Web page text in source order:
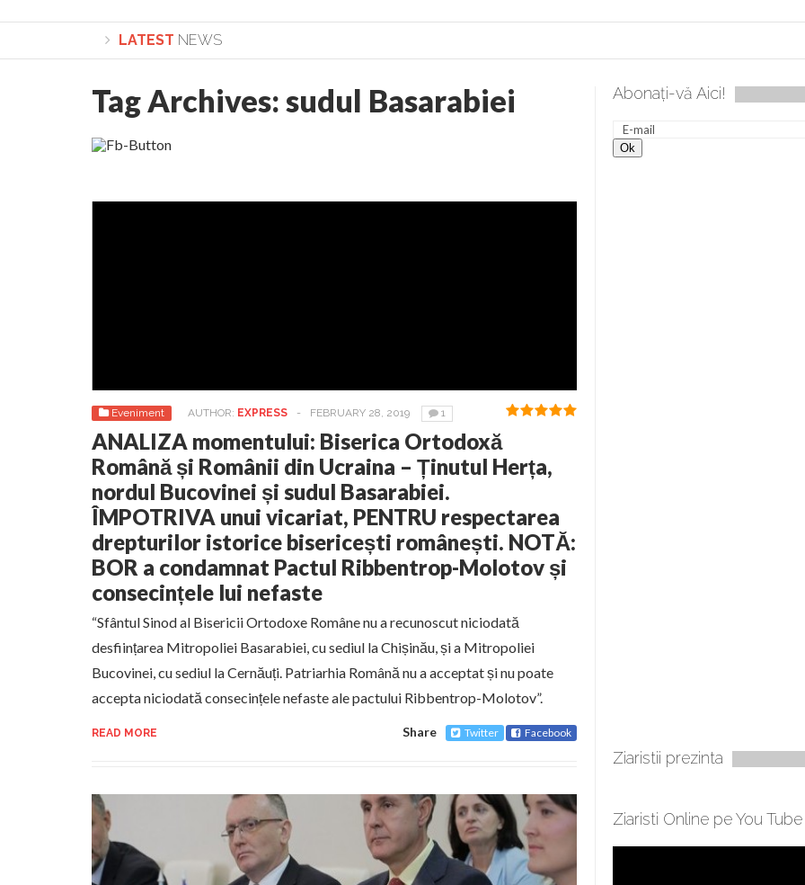
LATEST NEWS
Lepădarea de sine și urmarea lui Hristos. Calea spre desăvârșire. Gând de duminică de Elena Solunca Moise
Tag Archives:sudul Basarabiei
Eveniment AUTHOR: EXPRESS - FEBRUARY 28, 2019 1
ANALIZA momentului: Biserica Ortodoxă
Română și Românii din Ucraina – Ținutul Herța,
nordul Bucovinei și sudul Basarabiei.
ÎMPOTRIVA unui vicariat, PENTRU respectarea
drepturilor istorice bisericești românești. NOTĂ:
BOR a condamnat Pactul Ribbentrop-Molotov și
consecințele lui nefaste
“Sfântul Sinod al Bisericii Ortodoxe Române nu a recunoscut niciodată
desființarea Mitropoliei Basarabiei, cu sediul la Chișinău, și a Mitropoliei
Bucovinei, cu sediul la Cernăuți. Patriarhia Română nu a acceptat și nu poate
accepta niciodată consecințele nefaste ale pactului Ribbentrop-Molotov”.
READ MORE Share Twitter Facebook
Abonați-vă Aici!
Ziaristii prezinta
Ziaristi Online pe You Tube